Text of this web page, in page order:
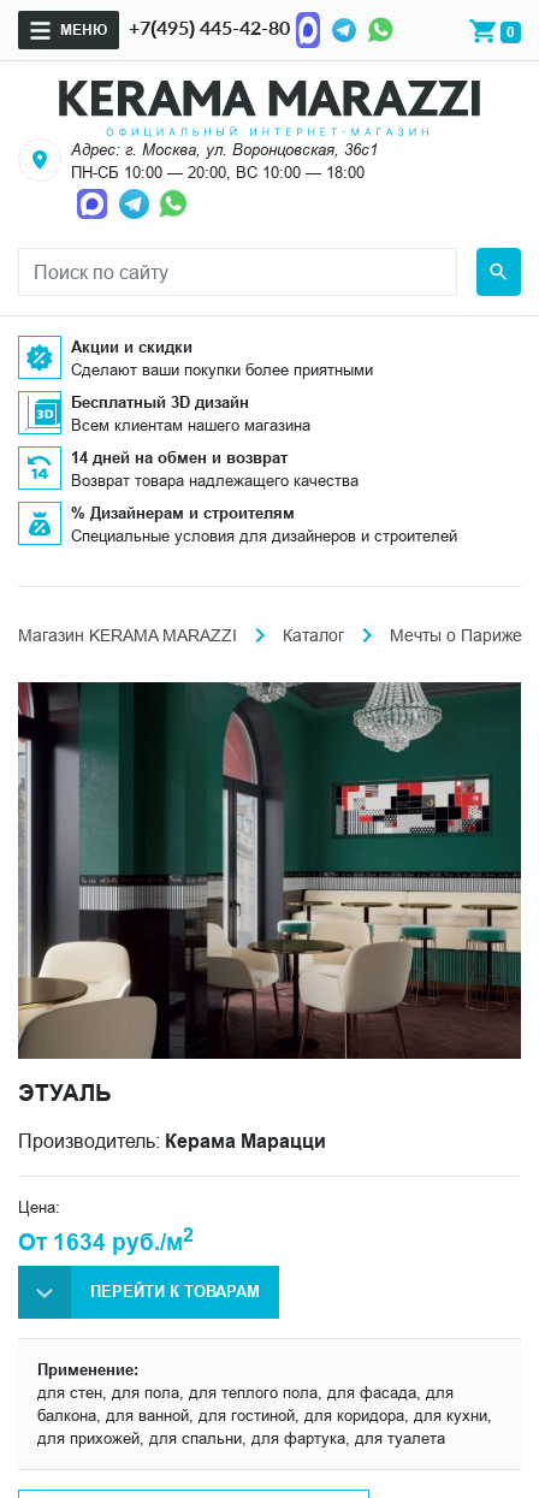
МЕНЮ +7(495) 445-42-80 0
Адрес: г. Москва, ул. Воронцовская, 36с1
ПН-СБ 10:00 — 20:00, ВС 10:00 — 18:00
Акции и скидки
Сделают ваши покупки более приятными
Бесплатный 3D дизайн
Всем клиентам нашего магазина
14 дней на обмен и возврат
Возврат товара надлежащего качества
% Дизайнерам и строителям
Специальные условия для дизайнеров и строителей
Магазин KERAMA MARAZZI Каталог Мечты о Париже
ЭТУАЛЬ
Производитель: Керама Марацци
Цена:
От 1634 руб./м2
ПЕРЕЙТИ К ТОВАРАМ
Применение:
для стен, для пола, для теплого пола, для фасада, для
балкона, для ванной, для гостиной, для коридора, для кухни,
для прихожей, для спальни, для фартука, для туалета